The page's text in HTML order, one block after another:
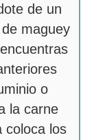
de un
maguey
o
la carne
coloca los